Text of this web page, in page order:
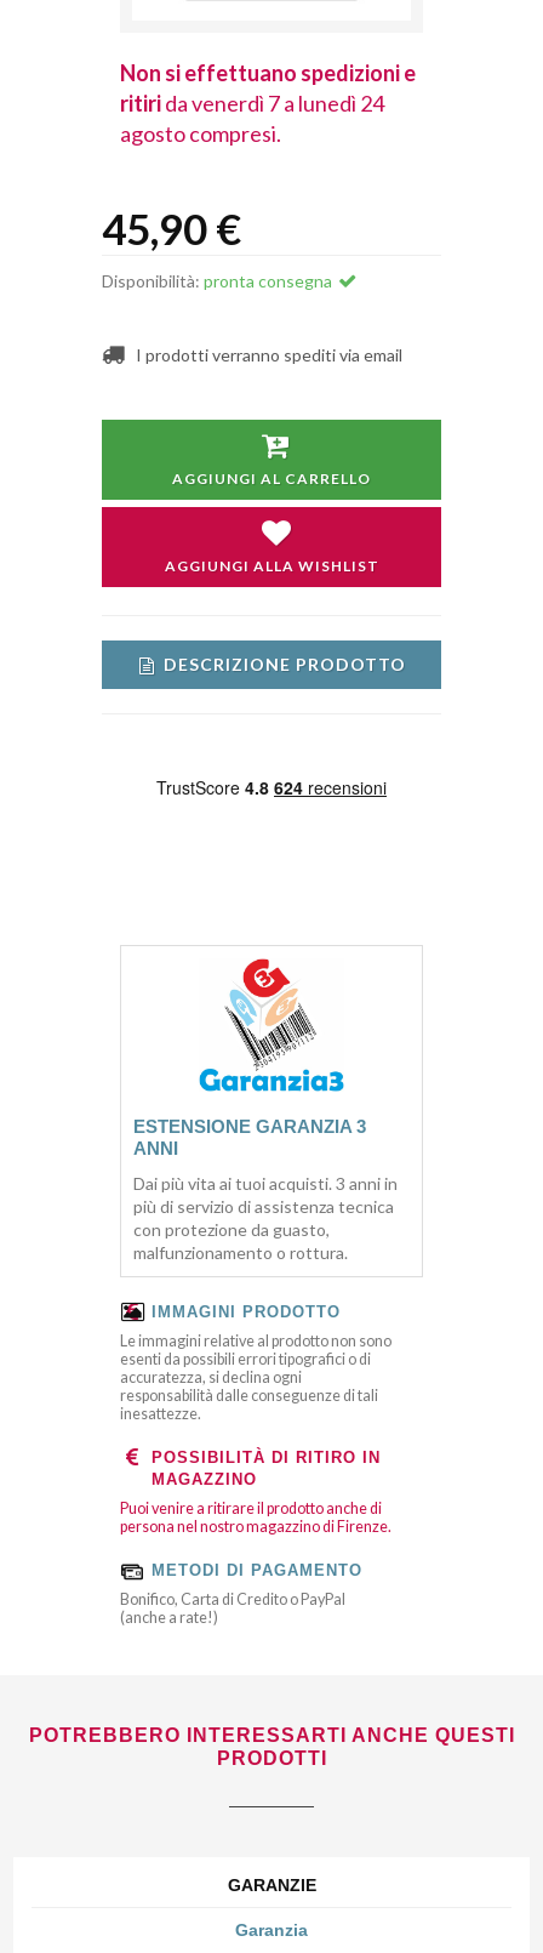
Non si effettuano spedizioni e
ritirida venerdì 7 a lunedì 24
agosto compresi.
45,90 €
Disponibilità: pronta consegna
I prodotti verranno spediti via email
AGGIUNGI AL CARRELLO
AGGIUNGI ALLA WISHLIST
DESCRIZIONE PRODOTTO
ESTENSIONE GARANZIA 3
ANNI
Dai più vita ai tuoi acquisti. 3 anni in
più di servizio di assistenza tecnica
con protezione da guasto,
malfunzionamento o rottura.
IMMAGINI PRODOTTO
Le immagini relative al prodotto non sono
esenti da possibili errori tipografici o di
accuratezza, si declina ogni
responsabilità dalle conseguenze di tali
inesattezze.
POSSIBILITÀ DI RITIRO IN
MAGAZZINO
Puoi venire a ritirare il prodotto anche di
persona nel nostro magazzino di Firenze.
METODI DI PAGAMENTO
Bonifico, Carta di Credito o PayPal
(anche a rate!)
POTREBBERO INTERESSARTI ANCHE QUESTI
PRODOTTI
GARANZIE
Garanzia